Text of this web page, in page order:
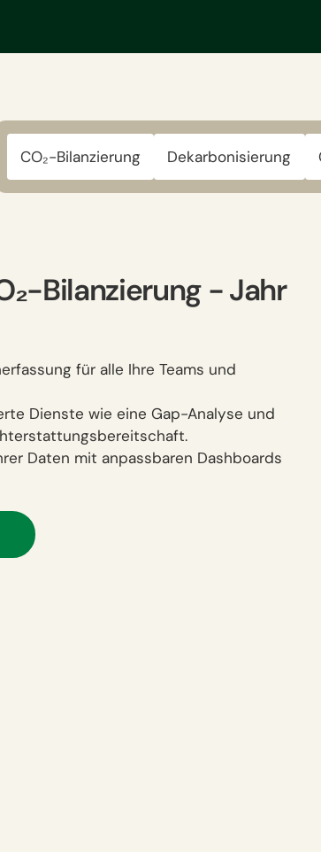
CO₂-Bilanzierung Dekarbonisierung
Bilanzierung − Jahr
für alle Ihre Teams und
Dienste wie eine Gap-Analyse und
Daten mit anpassbaren Dashboards